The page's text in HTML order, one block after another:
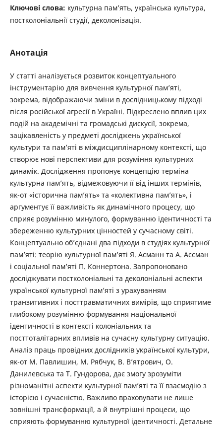
Ключові слова: культурна пам’ять, українська культура,
постколоніальнії студії, деколонізація.
Анотація
У статті аналізується розвиток концептуального
інструментарію для вивчення культурної пам’яті,
зокрема, відображаючи зміни в дослідницькому підході
після російської агресії в Україні. Підкреслено вплив цих
подій на академічні та громадські дискусії, зокрема,
зацікавленість у предметі досліджень української
культури та пам’яті в міждисциплінарному контексті, що
створює нові перспективи для розуміння культурних
динамік. Дослідження пропонує концепцію терміна
культурна пам’ять, відмежовуючи її від інших термінів,
як-от «історична пам’ять» та «колективна пам’ять», і
аргументує її важливість як динамічного процесу, що
сприяє розумінню минулого, формуванню ідентичності та
збереженню культурних цінностей у сучасному світі.
Концептуально об’єднані два підходи в студіях культурної
пам’яті: теорію культурної пам’яті Я. Асманн та А. Ассман
і соціальної пам’яті П. Коннертона. Запропоновано
досліджувати постколоніальні та деколоніальні аспекти
української культурної пам’яті з урахуванням
транзитивних і посттравматичних вимірів, що сприятиме
глибокому розумінню формування національної
ідентичності в контексті колоніальних та
посттоталітарних впливів на сучасну культурну ситуацію.
Аналіз праць провідних дослідників української культури,
як-от М. Павлишин, М. Рябчук, В. В’ятрович, О.
Данилевська та Т. Гундорова, дає змогу зрозуміти
різноманітні аспекти культурної пам’яті та її взаємодію з
історією і сучасністю. Важливо враховувати не лише
зовнішні трансформації, а й внутрішні процеси, що
сприяють формуванню культурної ідентичності. Детальне